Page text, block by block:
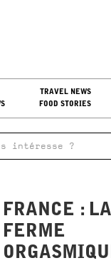
TRAVEL NEWS
FOOD STORIES
FRANCE : LA
FERME